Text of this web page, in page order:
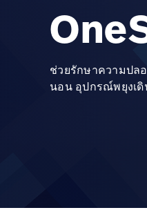
ช่วยรักษาความปล
นอน อุปกรณ์พยุงเ